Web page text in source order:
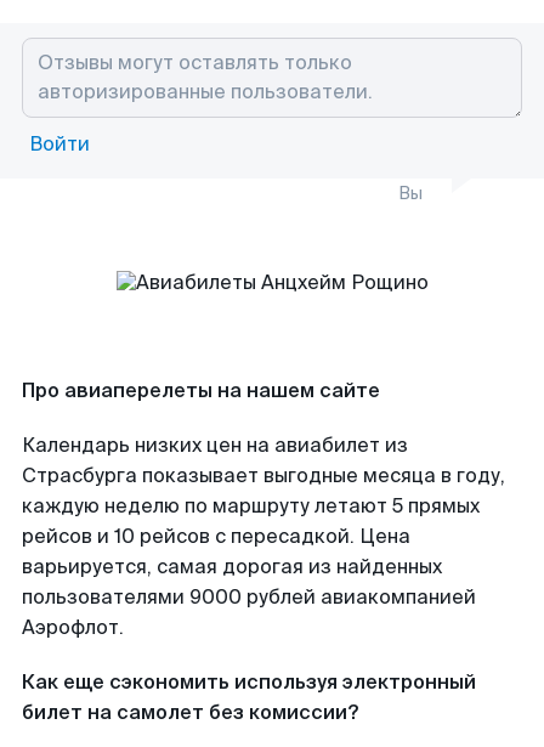
Войти
Вы
Про авиаперелеты на нашем сайте
Календарь низких цен на авиабилет из
Страсбурга показывает выгодные месяца в году,
каждую неделю по маршруту летают 5 прямых
рейсов и 10 рейсов с пересадкой. Цена
варьируется, самая дорогая из найденных
пользователями 9000 рублей авиакомпанией
Аэрофлот.
Как еще сэкономить используя электронный
билет на самолет без комиссии?